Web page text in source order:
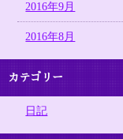
2016年9月
2016年8月
カテゴリー
日記